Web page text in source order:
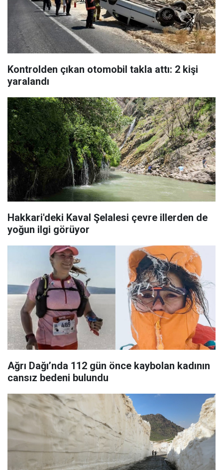
Kontrolden çıkan otomobil takla attı: 2 kişi
yaralandı
Hakkari'deki Kaval Şelalesi çevre illerden de
yoğun ilgi görüyor
Ağrı Dağı’nda 112 gün önce kaybolan kadının
cansız bedeni bulundu